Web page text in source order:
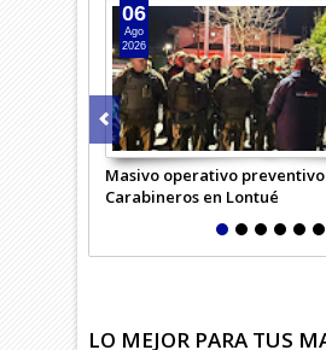
Masivo operativo
Carabineros en Lontué
06
Ago
2026
LO MEJOR PARA TUS